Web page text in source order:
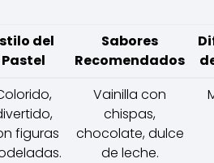
del
Pastel
Sabores
Recomendados
figuras
Vainilla con
chispas,
chocolate, dulce
de leche.